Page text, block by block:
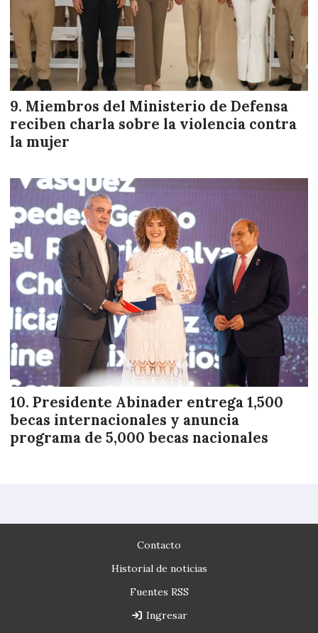
Miembros del Ministerio de Defensa
reciben charla sobre la violencia contra
la mujer
Presidente Abinader entrega 1,500
becas internacionales y anuncia
programa de 5,000 becas nacionales
Contacto
Historial de noticias
Fuentes RSS
Ingresar